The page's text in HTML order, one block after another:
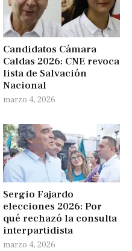
Candidatos Cámara
Caldas 2026: CNE revoca
lista de Salvación
Nacional
marzo 4, 2026
Sergio Fajardo
elecciones 2026: Por
qué rechazó la consulta
interpartidista
marzo 4, 2026